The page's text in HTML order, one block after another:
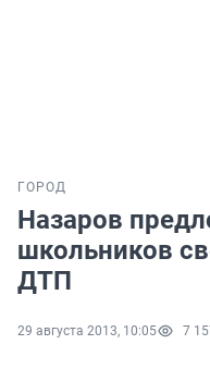
ГОРОД
Назаров
школьников
ДТП
29 августа 2013, 10:05 7